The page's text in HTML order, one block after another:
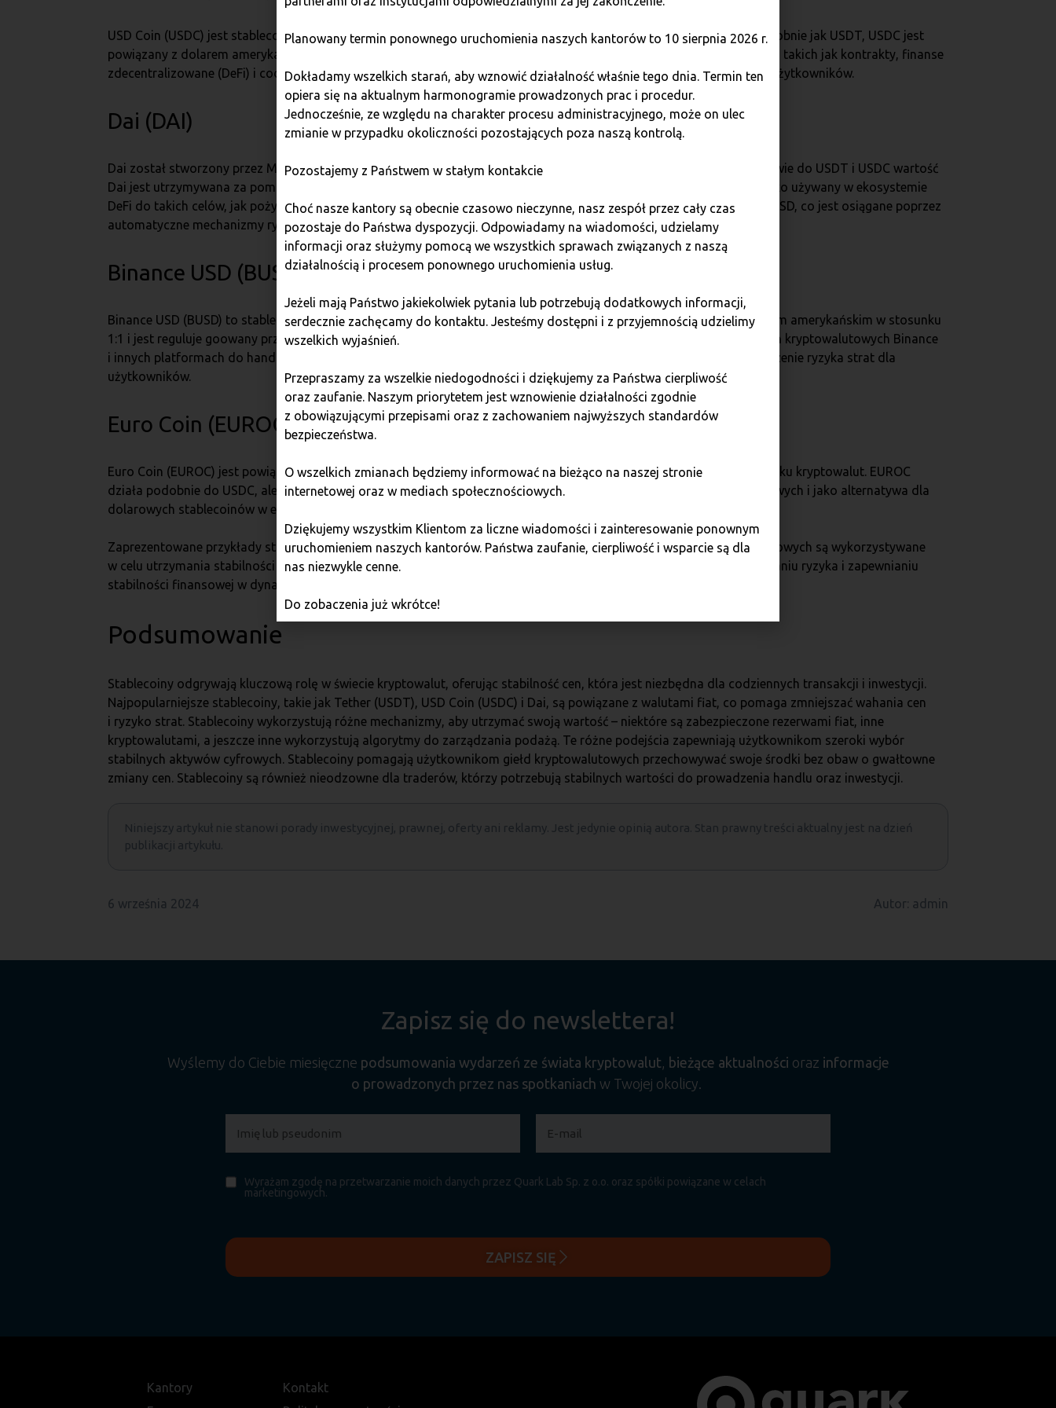
USD Coin (USDC) jest stablecoinem stworzonym przez konsorcjum Centre, które obejmuje firmy Circle i Coinbase. Podobnie jak USDT, USDC jest
powiązany z dolarem amerykańskim w stosunku 1:1. USDC jest używany w ekosystemie kryptowalut do różnych celów, takich jak kontrakty, finanse
zdecentralizowane (DeFi) i codzienne transakcje. Jego transparentność i zgodność z regulacjami zwiększają zaufanie użytkowników.
Dai (DAI)
Dai został stworzony przez MakerDAO, który jest zabezpieczony aktywami cyfrowymi, takimi jak ETH. W przeciwieństwie do USDT i USDC wartość
Dai jest utrzymywana za pomocą smart kontraktów i nadmiernego zabezpieczenia, zamiast rezerw fiat. Dai jest szeroko używany w ekosystemie
DeFi do takich celów, jak pożyczki, inwestycje i bezpiecznik w zakresie wahań cen. Dai dąży do utrzymania wartości 1 USD, co jest osiągane poprzez
automatyczne mechanizmy rynkowe.
Binance USD (BUSD)
Binance USD (BUSD) to stablecoin wydany przez giełdę Binance w partnerstwie z Paxos. BUSD jest powiązany z dolarem amerykańskim w stosunku
1:1 i jest reguluje goowany przez nowojorski Departament Usług Finansowych (NYDFS). BUSD jest używany na giełdach kryptowalutowych Binance
i innych platformach do handlu, płatności i zarządzania ryzykiem. Jego cel toem jest zapewnienie stabilności i zmniejszenie ryzyka strat dla
użytkowników.
Euro Coin (EUROC)
Euro Coin (EUROC) jest powiązany z euro (EUR). Dzięki temu może oferować stabilność europejskim użytkownikom rynku kryptowalut. EUROC
działa podobnie do USDC, ale jest powiązany z wartością 1 EUR. Jest używany do transakcji, płatności międzynarodowych i jako alternatywa dla
dolarowych stablecoinów w europejskim ekosystemie kryptowalut.
Zaprezentowane przykłady stablecoinów wyjaśniają, jak różne podejścia do stabilności i zabezpieczenia aktywów cyfrowych są wykorzystywane
w celu utrzymania stabilności cen w ekosystemie kryptowalut. Każdy z tych stablecoinów pełni ważną rolę w zmniejszaniu ryzyka i zapewnianiu
stabilności finansowej w dynamicznym świecie kryptowalut.
Podsumowanie
Stablecoiny odgrywają kluczową rolę w świecie kryptowalut, oferując stabilność cen, która jest niezbędna dla codziennych transakcji i inwestycji.
Najpopularniejsze stablecoiny, takie jak Tether (USDT), USD Coin (USDC) i Dai, są powiązane z walutami fiat, co pomaga zmniejszać wahania cen
i ryzyko strat. Stablecoiny wykorzystują różne mechanizmy, aby utrzymać swoją wartość – niektóre są zabezpieczone rezerwami fiat, inne
kryptowalutami, a jeszcze inne wykorzystują algorytmy do zarządzania podażą. Te różne podejścia zapewniają użytkownikom szeroki wybór
stabilnych aktywów cyfrowych. Stablecoiny pomagają użytkownikom giełd kryptowalutowych przechowywać swoje środki bez obaw o gwałtowne
zmiany cen. Stablecoiny są również nieodzowne dla traderów, którzy potrzebują stabilnych wartości do prowadzenia handlu oraz inwestycji.
Niniejszy artykuł nie stanowi porady inwestycyjnej, prawnej, oferty ani reklamy. Jest jedynie opinią autora. Stan prawny treści aktualny jest na dzień
publikacji artykułu.
6 września 2024 Autor: admin
Zapisz się do newslettera!
Wyślemy do Ciebie miesięczne podsumowania wydarzeń ze świata kryptowalut, bieżące aktualności oraz informacje
o prowadzonych przez nas spotkaniach w Twojej okolicy.
Wyrażam zgodę na przetwarzanie moich danych przez Quark Lab Sp. z o.o. oraz spółki powiązane w celach
marketingowych.
ZAPISZ SIĘ
Kantory
Kontakt
Planowany termin ponownego uruchomienia naszych kantorów to 10 sierpnia 2026 r.
Dokładamy wszelkich starań, aby wznowić działalność właśnie tego dnia. Termin ten
opiera się na aktualnym harmonogramie prowadzonych prac i procedur.
Jednocześnie, ze względu na charakter procesu administracyjnego, może on ulec
zmianie w przypadku okoliczności pozostających poza naszą kontrolą.
Pozostajemy z Państwem w stałym kontakcie
Choć nasze kantory są obecnie czasowo nieczynne, nasz zespół przez cały czas
pozostaje do Państwa dyspozycji. Odpowiadamy na wiadomości, udzielamy
informacji oraz służymy pomocą we wszystkich sprawach związanych z naszą
działalnością i procesem ponownego uruchomienia usług.
Jeżeli mają Państwo jakiekolwiek pytania lub potrzebują dodatkowych informacji,
serdecznie zachęcamy do kontaktu. Jesteśmy dostępni i z przyjemnością udzielimy
wszelkich wyjaśnień.
Przepraszamy za wszelkie niedogodności i dziękujemy za Państwa cierpliwość
oraz zaufanie. Naszym priorytetem jest wznowienie działalności zgodnie
z obowiązującymi przepisami oraz z zachowaniem najwyższych standardów
bezpieczeństwa.
O wszelkich zmianach będziemy informować na bieżąco na naszej stronie
internetowej oraz w mediach społecznościowych.
Dziękujemy wszystkim Klientom za liczne wiadomości i zainteresowanie ponownym
uruchomieniem naszych kantorów. Państwa zaufanie, cierpliwość i wsparcie są dla
nas niezwykle cenne.
Do zobaczenia już wkrótce!